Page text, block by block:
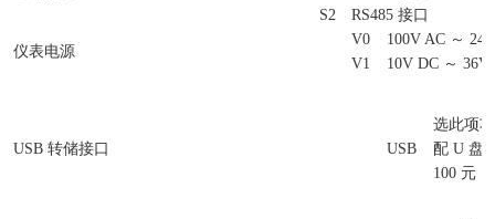
S2
RS485 接口
仪表电源
V0
100V AC ～
V1
10V DC ～ 36V
USB 转储接口 USB
选此项
配 U 盘
100 元